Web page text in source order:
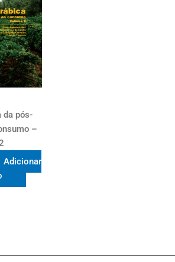
da pós-
–
Adicionar